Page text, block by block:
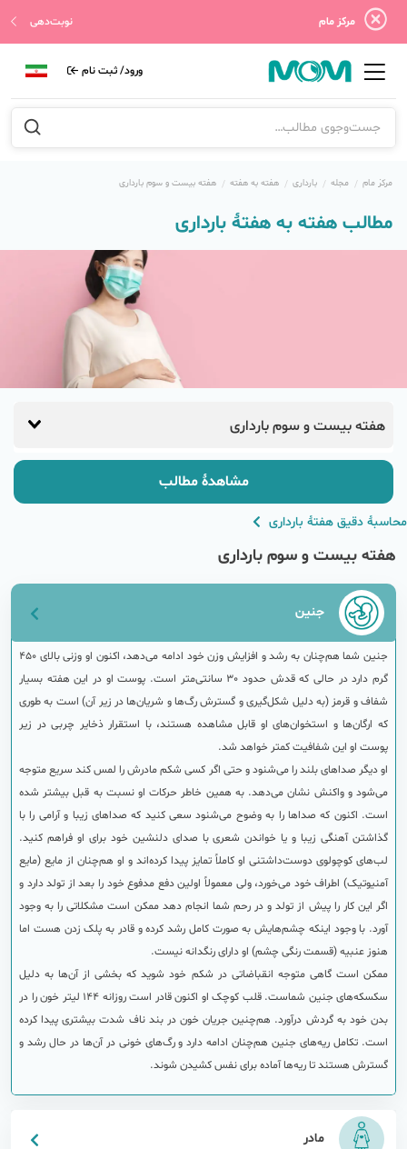
مرکز مام نوبت‌دهی
ورود/ ثبت نام
مرکز مام مجله بارداری هفته به هفته هفته بیست و سوم بارداری
مطالب هفته به هفتهٔ بارداری
هفته بیست و سوم بارداری
مشاهدهٔ مطالب
محاسبهٔ دقیق هفتهٔ بارداری
هفته بیست و سوم بارداری
جنین
جنین شما هم‌چنان به رشد و افزایش وزن خود ادامه می‌دهد، اکنون او وزنی بالای 450
گرم دارد در حالی که قدش حدود 30 سانتی‌متر است. پوست او در این هفته بسیار
شفاف و قرمز (به دلیل شکل‌گیری و گسترش رگ‌ها و شریان‌ها در زیر آن) است به طوری
که ارگان‌ها و استخوان‌های او قابل مشاهده هستند، با استقرار ذخایر چربی در زیر
پوست او این شفافیت کمتر خواهد شد.
او دیگر صداهای بلند را می‌شنود و حتی اگر کسی شکم مادرش را لمس کند سریع متوجه
می‌شود و واکنش نشان می‌دهد. به همین خاطر حرکات او نسبت به قبل بیشتر شده
است. اکنون که صداها را به وضوح می‌شنود سعی کنید که صداهای زیبا و آرامی را با
گذاشتن آهنگی زیبا و یا خواندن شعری با صدای دلنشین خود برای او فراهم کنید.
لب‌های کوچولوی دوست‌داشتنی او کاملاً تمایز پیدا کرده‌اند و او هم‌چنان از مایع (مایع
آمنیوتیک) اطراف خود می‌خورد، ولی معمولاً اولین دفع مدفوع خود را بعد از تولد دارد و
اگر این کار را پیش از تولد و در رحم شما انجام دهد ممکن است مشکلاتی را به وجود
آورد. با وجود اینکه چشم‌هایش به صورت کامل رشد کرده و قادر به پلک زدن هست اما
هنوز عنبیه (قسمت رنگی چشم) او دارای رنگدانه نیست.
ممکن است گاهی متوجه انقباضاتی در شکم خود شوید که بخشی از آن‌ها به دلیل
سکسکه‌های جنین شماست. قلب کوچک او اکنون قادر است روزانه 144 لیتر خون را در
بدن خود به گردش درآورد. هم‌چنین جریان خون در بند ناف شدت بیشتری پیدا کرده
است. تکامل ریه‌های جنین هم‌چنان ادامه دارد و رگ‌های خونی در آن‌ها در حال رشد و
گسترش هستند تا ریه‌ها آماده برای نفس کشیدن شوند.
مادر